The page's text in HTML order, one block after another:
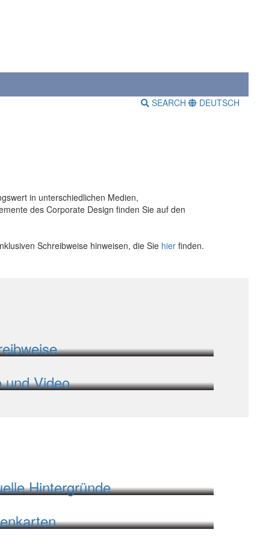
SEARCH DEUTSCH
in unterschiedlichen Medien,
des Corporate Design finden Sie auf den
Schreibweise hinweisen, die Sie hier finden.
und Video
Hintergründe